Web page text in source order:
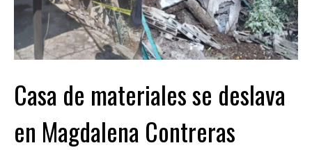
Casa de materiales se deslava
en Magdalena Contreras